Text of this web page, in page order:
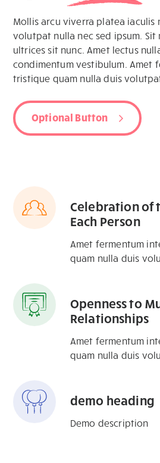
Mollis arcu viverra platea iaculis
volutpat nulla nec sed ipsum. Sit
ultrices sit nunc. Amet lectus
condimentum vestibulum. Amet
tristique quam nulla duis
Optional Button
Celebration of
Each Person
Amet fermentum
quam nulla duis
Openness to
Relationships
Amet fermentum
quam nulla duis
demo heading
Demo description